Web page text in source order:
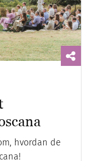
hvordan de